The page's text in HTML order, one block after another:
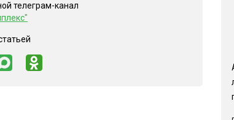
телеграм-канал